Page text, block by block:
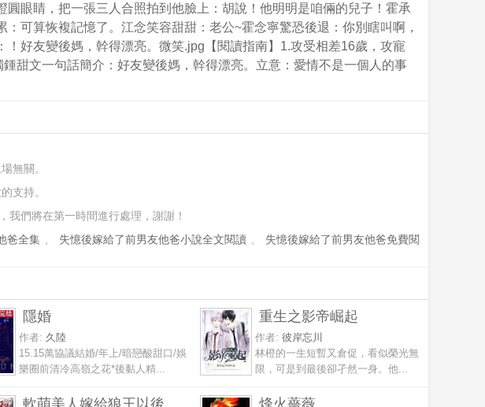
眼睛，把一張三人合照拍到他臉上：胡說！他明明是咱倆的兒子！霍承
可算恢複記憶了。江念笑容甜甜：老公~霍念寧驚恐後退：你別瞎叫啊，
好友變後媽，幹得漂亮。微笑.jpg【閱讀指南】1.攻受相差16歲，攻寵
甜文一句話簡介：好友變後媽，幹得漂亮。立意：愛情不是一個人的事
無關。
支持。
我們將在第一時間進行處理，謝謝！
爸全集 、 失憶後嫁給了前男友他爸小說全文閱讀 、
失憶後嫁給了前男友他爸免費閱
隱婚
作者: 久陸
15.15萬協議結婚/年上/暗戀酸甜口/娛
樂圈前清冷高嶺之花*後黏人精...
重生之影帝崛起
作者: 彼岸忘川
林橙的一生短暫又倉促，看似榮光無
限，可是到最後卻孑然一身。他...
軟萌美人嫁給狼王以後 烽火薔薇